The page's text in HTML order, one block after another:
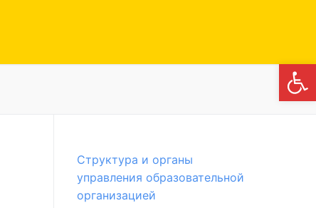
Структура и органы
управления образовательной
организацией